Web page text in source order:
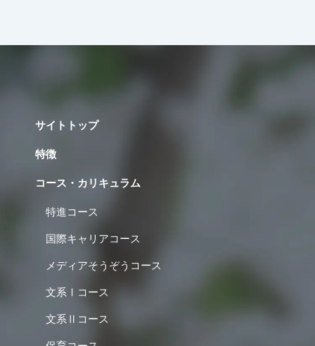
サイトトップ
特徴
コース・カリキュラム
特進コース
国際キャリアコース
メディアそうぞうコース
文系Ⅰコース
文系Ⅱコース